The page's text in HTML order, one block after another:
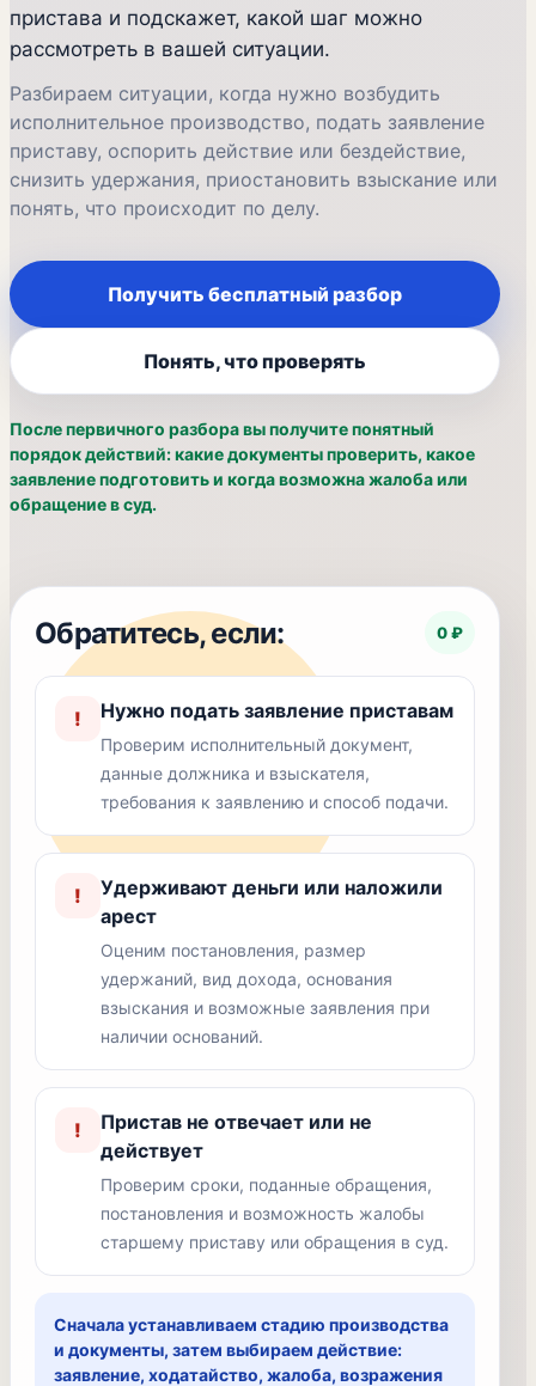
пристава и подскажет, какой шаг можно
рассмотреть в вашей ситуации.
Разбираем ситуации, когда нужно возбудить
исполнительное производство, подать заявление
приставу, оспорить действие или бездействие,
снизить удержания, приостановить взыскание или
понять, что происходит по делу.
Получить бесплатный разбор
Понять, что проверять
После первичного разбора вы получите понятный
порядок действий: какие документы проверить, какое
заявление подготовить и когда возможна жалоба или
обращение в суд.
Обратитесь, если: 0 ₽
! Нужно подать заявление приставам
Проверим исполнительный документ,
данные должника и взыскателя,
требования к заявлению и способ подачи.
!
Удерживают деньги или наложили
арест
Оценим постановления, размер
удержаний, вид дохода, основания
взыскания и возможные заявления при
наличии оснований.
!
Пристав не отвечает или не
действует
Проверим сроки, поданные обращения,
постановления и возможность жалобы
старшему приставу или обращения в суд.
Сначала устанавливаем стадию производства
и документы, затем выбираем действие:
заявление, ходатайство, жалоба, возражения